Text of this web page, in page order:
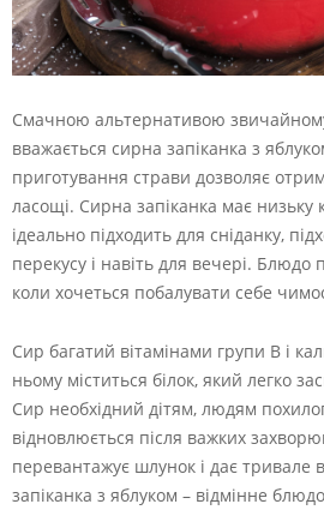
Смачною альтернативою
вважається сирна запіканка з
приготування страви дозволяє
ласощі. Сирна запіканка має низьку
ідеально підходить для сніданку,
перекусу і навіть для вечері. Блюдо
коли хочеться побалувати себе
Сир багатий вітамінами групи В і
ньому міститься білок, який легко
Сир необхідний дітям, людям
відновлюється після важких
перевантажує шлунок і дає тривале
запіканка з яблуком – відмінне